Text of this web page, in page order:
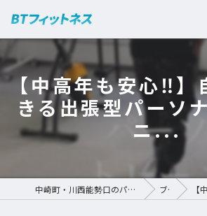
【中高年も安心‼︎】
きる出張型パーソ
ニ...
中崎町・川西能勢口のパーソナルジムなら | BTフィットネス ブログ 【中